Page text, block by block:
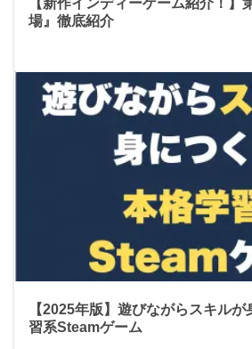
【新作インディーゲーム紹介！】
場』徹底紹介
【2025年版】遊びながらスキル
習系Steamゲーム